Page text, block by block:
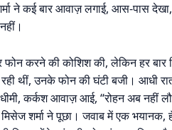
ने कई बार आवाज़ लगाई, आस-पास
फोन करने की कोशिश की, लेकिन हर बार
रही थीं, उनके फोन की घंटी बजी।
कर्कश आवाज़ आई, “रोहन अब नहीं
शर्मा ने पूछा। जवाब में एक